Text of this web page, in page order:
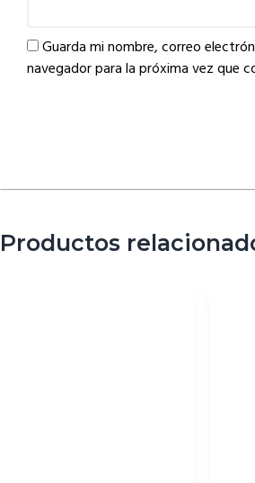
Guarda mi nombre, correo
navegador para la próxima vez que
Productos